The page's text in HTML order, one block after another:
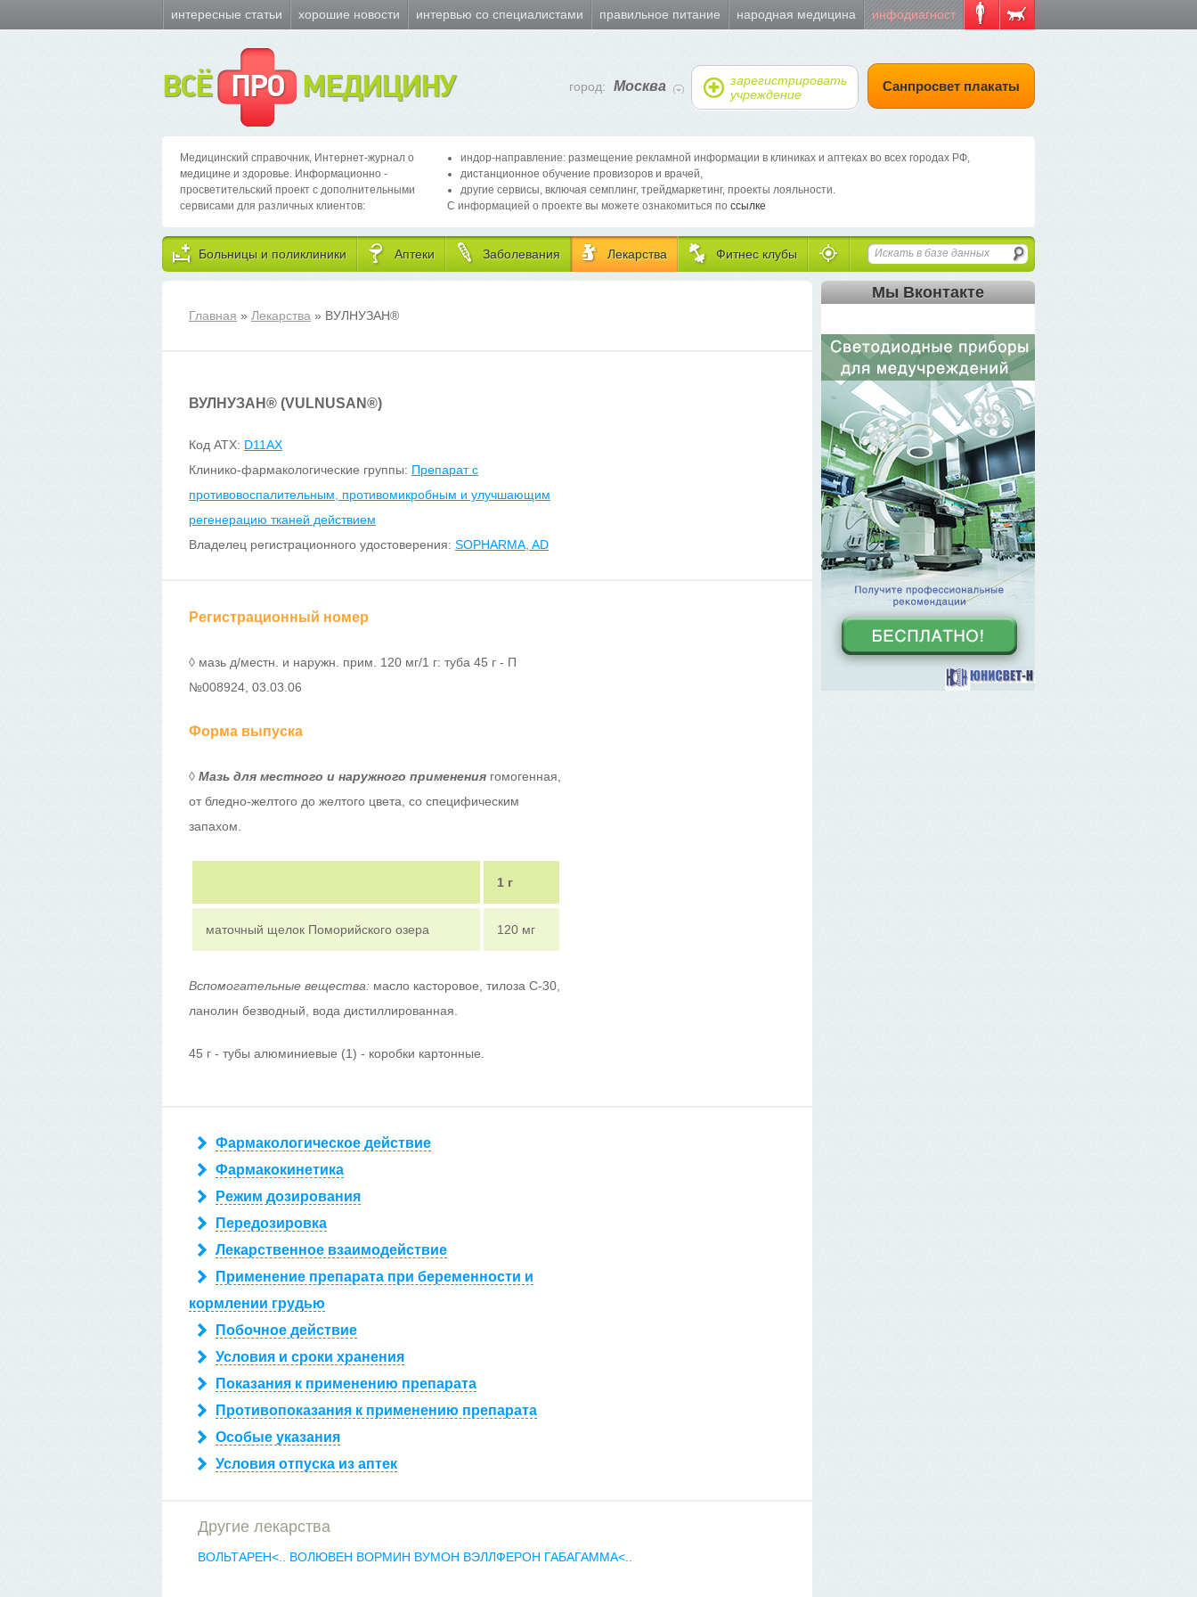
интересные статьи хорошие новости интервью со специалистами правильное питание народная медицина инфодиагност
ВСЁ ПРО МЕДИЦИНУ город: Москва
зарегистрировать
учреждение
Санпросвет плакаты
Медицинский справочник, Интернет-журнал о
медицине и здоровье. Информационно -
просветительский проект с дополнительными
сервисами для различных клиентов:
индор-направление: размещение рекламной информации в клиниках и аптеках во всех городах РФ,
дистанционное обучение провизоров и врачей,
другие сервисы, включая семплинг, трейдмаркетинг, проекты лояльности.
С информацией о проекте вы можете ознакомиться по ссылке
Больницы и поликлиники Аптеки Заболевания Лекарства Фитнес клубы
Главная » Лекарства » ВУЛНУЗАН®
ВУЛНУЗАН® (VULNUSAN®)
Код ATX: D11AX
Клинико-фармакологические группы: Препарат с
противовоспалительным, противомикробным и улучшающим
регенерацию тканей действием
Владелец регистрационного удостоверения: SOPHARMA, AD
Регистрационный номер
◊ мазь д/местн. и наружн. прим. 120 мг/1 г: туба 45 г - П
№008924, 03.03.06
Форма выпуска
◊ Мазь для местного и наружного применения гомогенная,
от бледно-желтого до желтого цвета, со специфическим
запахом.
1 г
маточный щелок Поморийского озера 120 мг
Вспомогательные вещества: масло касторовое, тилоза С-30,
ланолин безводный, вода дистиллированная.
45 г - тубы алюминиевые (1) - коробки картонные.
Фармакологическое действие
Фармакокинетика
Режим дозирования
Передозировка
Лекарственное взаимодействие
Применение препарата при беременности и
кормлении грудью
Побочное действие
Условия и сроки хранения
Показания к применению препарата
Противопоказания к применению препарата
Особые указания
Условия отпуска из аптек
Другие лекарства
ВОЛЬТАРЕН<.. ВОЛЮВЕН ВОРМИН ВУМОН ВЭЛЛФЕРОН ГАБАГАММА<..
Мы Вконтакте